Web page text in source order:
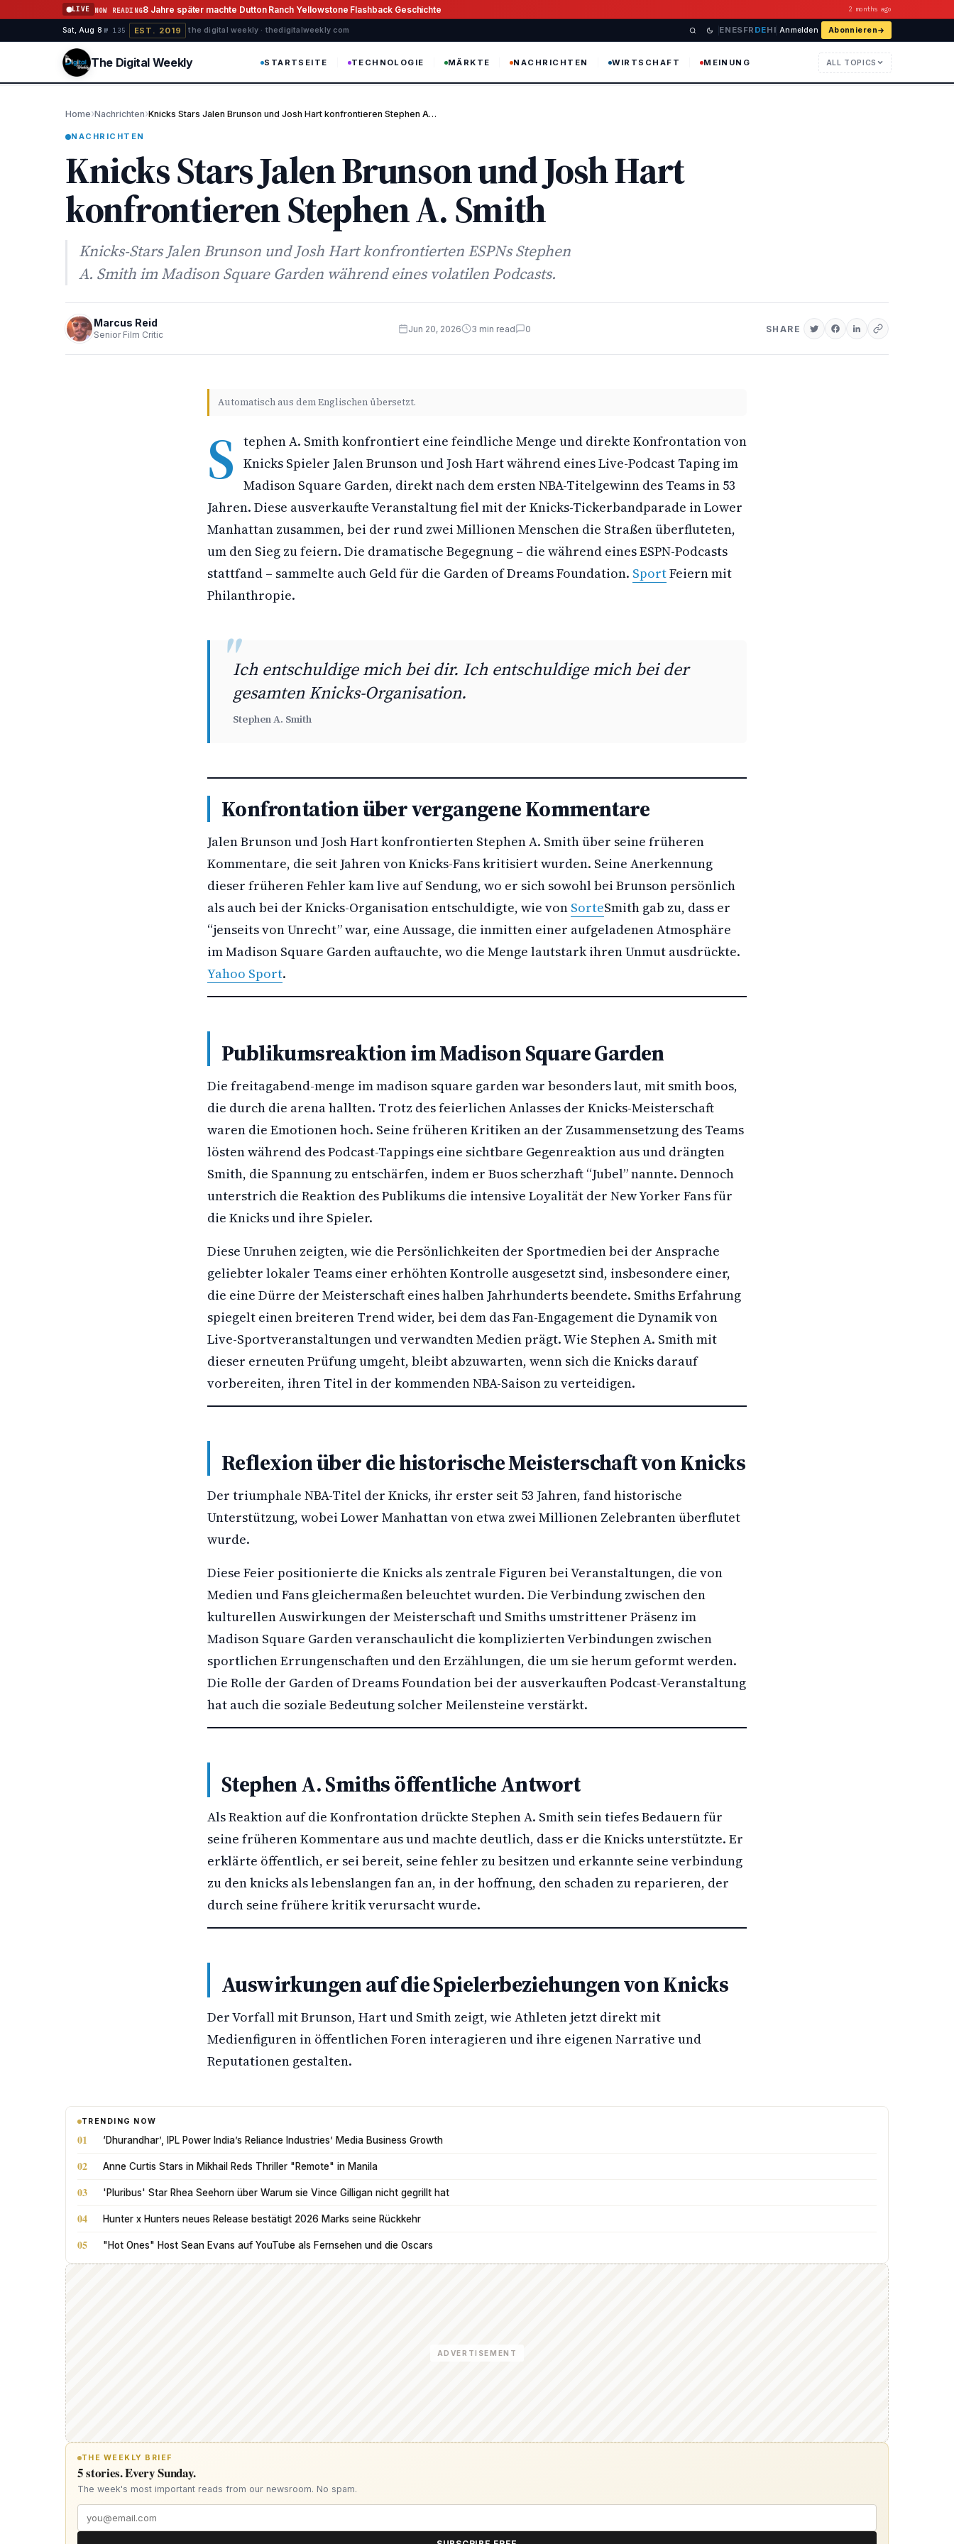
Zum Inhalt springen
LIVE NOW READING8 Jahre später machte Dutton Ranch Yellowstone Flashback Geschichte 2 months ago
Sat, Aug 8 ·№ 135 EST. 2019 ·the digital weekly · thedigitalweekly com EN ESFR DEHI Anmelden Abonnieren
The Digital Weekly STARTSEITE TECHNOLOGIE MÄRKTE NACHRICHTEN WIRTSCHAFT MEINUNG ALL TOPICS
Home›Nachrichten›Knicks Stars Jalen Brunson und Josh Hart konfrontieren Stephen A…
NACHRICHTEN
Knicks Stars Jalen Brunson und Josh Hart
konfrontieren Stephen A. Smith
Knicks-Stars Jalen Brunson und Josh Hart konfrontierten ESPNs Stephen
A. Smith im Madison Square Garden während eines volatilen Podcasts.
Marcus Reid
Senior Film Critic
Jun 20, 2026 3 min read 0 SHARE
Automatisch aus dem Englischen übersetzt.
S tephen A. Smith konfrontiert eine feindliche Menge und direkte Konfrontation von
Knicks Spieler Jalen Brunson und Josh Hart während eines Live-Podcast Taping im
Madison Square Garden, direkt nach dem ersten NBA-Titelgewinn des Teams in 53
Jahren. Diese ausverkaufte Veranstaltung fiel mit der Knicks-Tickerbandparade in Lower
Manhattan zusammen, bei der rund zwei Millionen Menschen die Straßen überfluteten,
um den Sieg zu feiern. Die dramatische Begegnung – die während eines ESPN-Podcasts
stattfand – sammelte auch Geld für die Garden of Dreams Foundation. SportFeiern mit
Philanthropie.
Ich entschuldige mich bei dir. Ich entschuldige mich bei der
gesamten Knicks-Organisation.
Stephen A. Smith
Konfrontation über vergangene Kommentare
Jalen Brunson und Josh Hart konfrontierten Stephen A. Smith über seine früheren
Kommentare, die seit Jahren von Knicks-Fans kritisiert wurden. Seine Anerkennung
dieser früheren Fehler kam live auf Sendung, wo er sich sowohl bei Brunson persönlich
als auch bei der Knicks-Organisation entschuldigte, wie von SorteSmith gab zu, dass er
“jenseits von Unrecht” war, eine Aussage, die inmitten einer aufgeladenen Atmosphäre
im Madison Square Garden auftauchte, wo die Menge lautstark ihren Unmut ausdrückte.
Yahoo Sport.
Publikumsreaktion im Madison Square Garden
Die freitagabend-menge im madison square garden war besonders laut, mit smith boos,
die durch die arena hallten. Trotz des feierlichen Anlasses der Knicks-Meisterschaft
waren die Emotionen hoch. Seine früheren Kritiken an der Zusammensetzung des Teams
lösten während des Podcast-Tappings eine sichtbare Gegenreaktion aus und drängten
Smith, die Spannung zu entschärfen, indem er Buos scherzhaft “Jubel” nannte. Dennoch
unterstrich die Reaktion des Publikums die intensive Loyalität der New Yorker Fans für
die Knicks und ihre Spieler.
Diese Unruhen zeigten, wie die Persönlichkeiten der Sportmedien bei der Ansprache
geliebter lokaler Teams einer erhöhten Kontrolle ausgesetzt sind, insbesondere einer,
die eine Dürre der Meisterschaft eines halben Jahrhunderts beendete. Smiths Erfahrung
spiegelt einen breiteren Trend wider, bei dem das Fan-Engagement die Dynamik von
Live-Sportveranstaltungen und verwandten Medien prägt. Wie Stephen A. Smith mit
dieser erneuten Prüfung umgeht, bleibt abzuwarten, wenn sich die Knicks darauf
vorbereiten, ihren Titel in der kommenden NBA-Saison zu verteidigen.
Reflexion über die historische Meisterschaft von Knicks
Der triumphale NBA-Titel der Knicks, ihr erster seit 53 Jahren, fand historische
Unterstützung, wobei Lower Manhattan von etwa zwei Millionen Zelebranten überflutet
wurde.
Diese Feier positionierte die Knicks als zentrale Figuren bei Veranstaltungen, die von
Medien und Fans gleichermaßen beleuchtet wurden. Die Verbindung zwischen den
kulturellen Auswirkungen der Meisterschaft und Smiths umstrittener Präsenz im
Madison Square Garden veranschaulicht die komplizierten Verbindungen zwischen
sportlichen Errungenschaften und den Erzählungen, die um sie herum geformt werden.
Die Rolle der Garden of Dreams Foundation bei der ausverkauften Podcast-Veranstaltung
hat auch die soziale Bedeutung solcher Meilensteine verstärkt.
Stephen A. Smiths öffentliche Antwort
Als Reaktion auf die Konfrontation drückte Stephen A. Smith sein tiefes Bedauern für
seine früheren Kommentare aus und machte deutlich, dass er die Knicks unterstützte. Er
erklärte öffentlich, er sei bereit, seine fehler zu besitzen und erkannte seine verbindung
zu den knicks als lebenslangen fan an, in der hoffnung, den schaden zu reparieren, der
durch seine frühere kritik verursacht wurde.
Auswirkungen auf die Spielerbeziehungen von Knicks
Der Vorfall mit Brunson, Hart und Smith zeigt, wie Athleten jetzt direkt mit
Medienfiguren in öffentlichen Foren interagieren und ihre eigenen Narrative und
Reputationen gestalten.
TRENDING NOW
01 ‘Dhurandhar’, IPL Power India’s Reliance Industries’ Media Business Growth
02 Anne Curtis Stars in Mikhail Reds Thriller "Remote" in Manila
03 'Pluribus' Star Rhea Seehorn über Warum sie Vince Gilligan nicht gegrillt hat
04 Hunter x Hunters neues Release bestätigt 2026 Marks seine Rückkehr
05 "Hot Ones" Host Sean Evans auf YouTube als Fernsehen und die Oscars
ADVERTISEMENT
THE WEEKLY BRIEF
5 stories. Every Sunday.
The week's most important reads from our newsroom. No spam.